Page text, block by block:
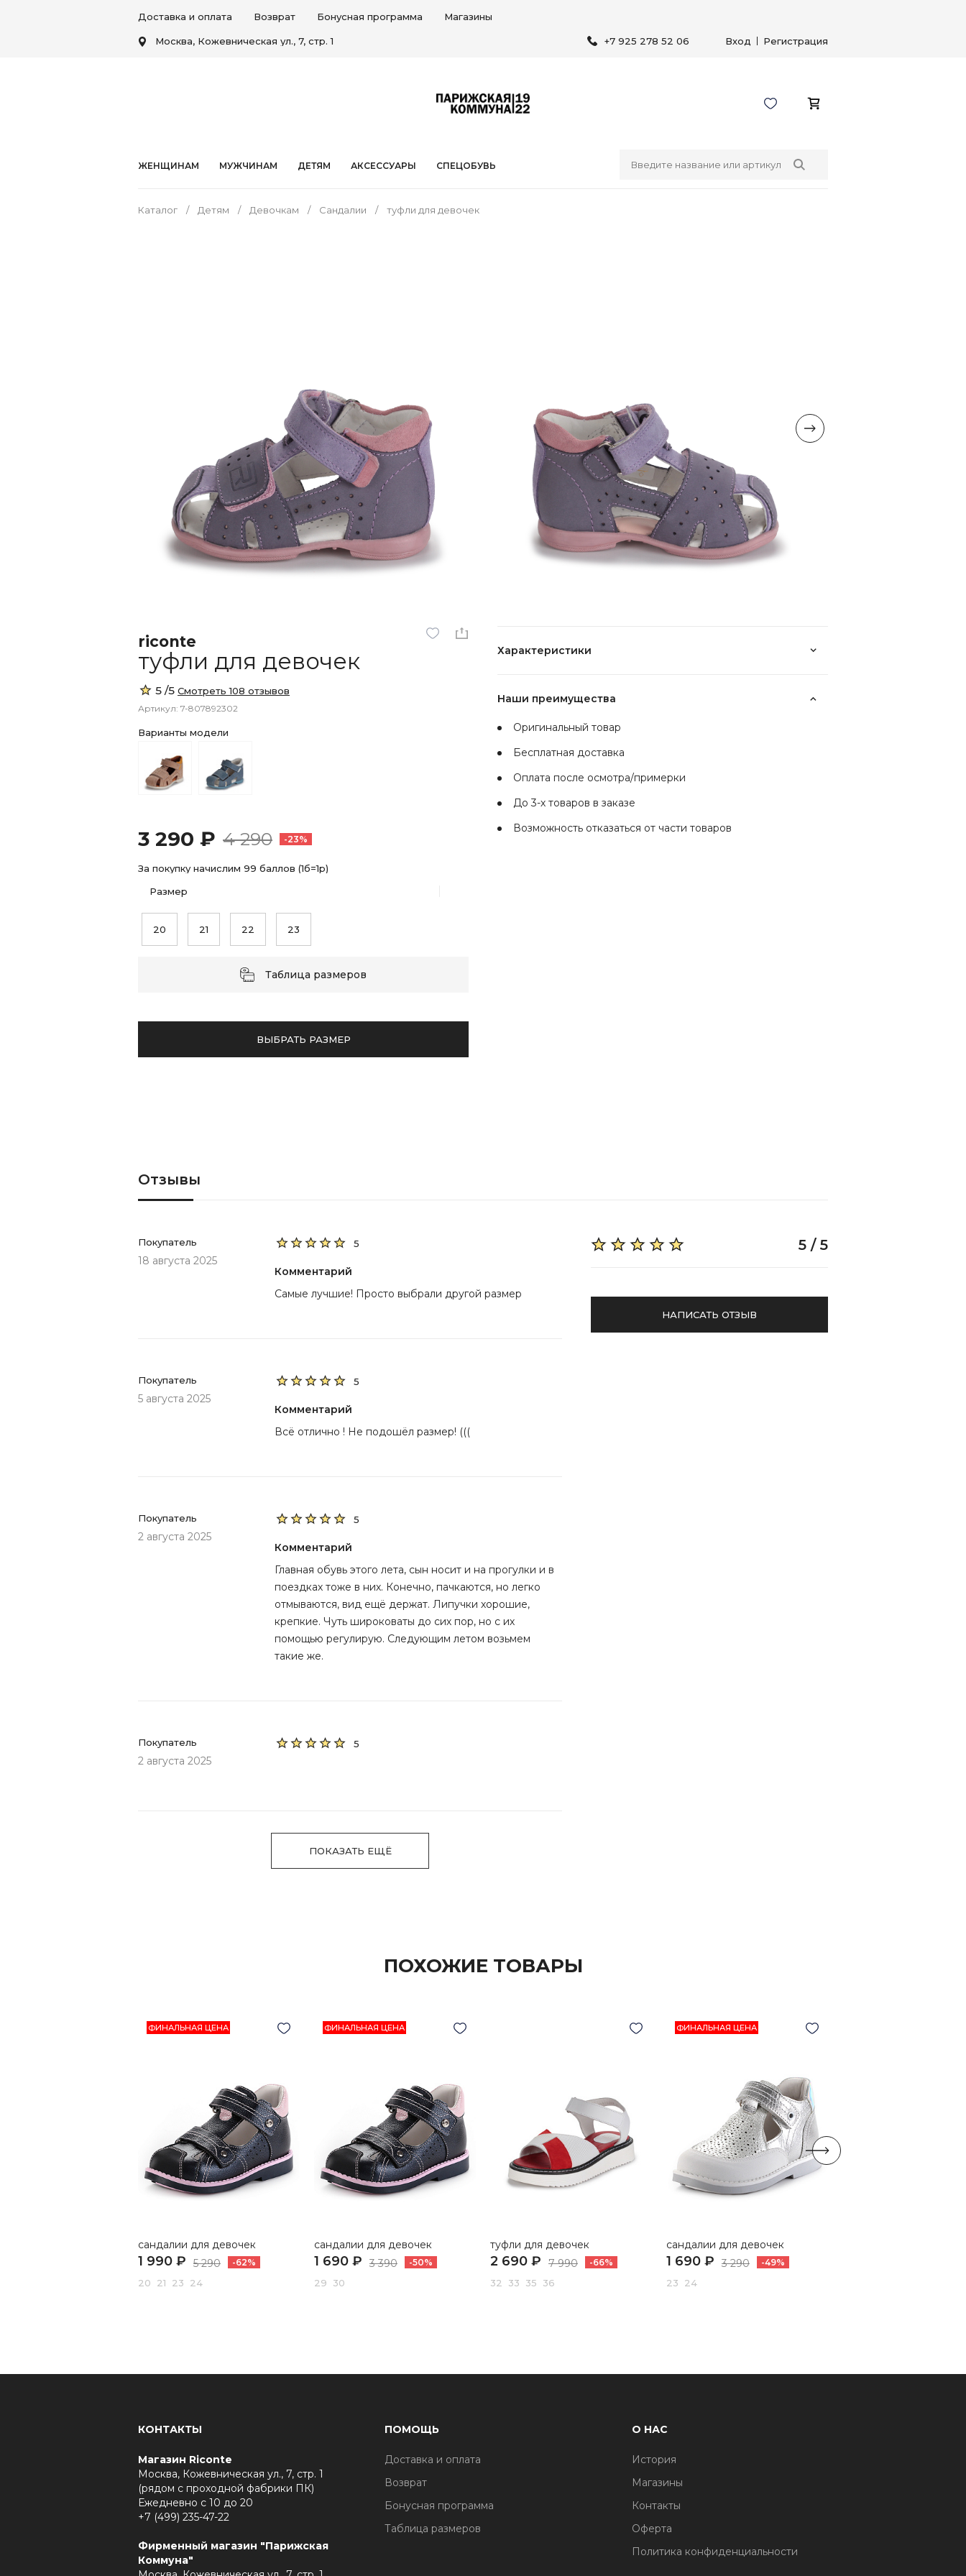
Доставка и оплата Возврат Бонусная программа Магазины
Москва, Кожевническая ул., 7, стр. 1 +7 925 278 52 06 Вход Регистрация
ЖЕНЩИНАМ МУЖЧИНАМ ДЕТЯМ АКСЕССУАРЫ СПЕЦОБУВЬ
Каталог Детям Девочкам Сандалии туфли для девочек
riconte
туфли для девочек
5 /5 Смотреть 108 отзывов
Артикул: 7-807892302
Варианты модели
3 290 ₽ 4 290 -23%
За покупку начислим 99 баллов (1б=1р)
Размер
20 21 22 23
Таблица размеров
ВЫБРАТЬ РАЗМЕР
Характеристики
Наши преимущества
Оригинальный товар
Бесплатная доставка
Оплата после осмотра/примерки
До 3-х товаров в заказе
Возможность отказаться от части товаров
Отзывы
Покупатель
18 августа 2025
5
Комментарий
Самые лучшие! Просто выбрали другой размер
Покупатель
5 августа 2025
5
Комментарий
Всё отлично ! Не подошёл размер! (((
Покупатель
2 августа 2025
5
Комментарий
Главная обувь этого лета, сын носит и на прогулки и в
поездках тоже в них. Конечно, пачкаются, но легко
отмываются, вид ещё держат. Липучки хорошие,
крепкие. Чуть широковаты до сих пор, но с их
помощью регулирую. Следующим летом возьмем
такие же.
Покупатель
2 августа 2025
5
ПОКАЗАТЬ ЕЩЁ
5 / 5
НАПИСАТЬ ОТЗЫВ
ПОХОЖИЕ ТОВАРЫ
ФИНАЛЬНАЯ ЦЕНА
сандалии для девочек
1 990 ₽ 5 290 -62%
20 21 23 24
ФИНАЛЬНАЯ ЦЕНА
сандалии для девочек
1 690 ₽ 3 390 -50%
29 30
туфли для девочек
2 690 ₽ 7 990 -66%
32 33 35 36
ФИНАЛЬНАЯ ЦЕНА
сандалии для девочек
1 690 ₽ 3 290 -49%
23 24
КОНТАКТЫ
Магазин Riconte
Москва, Кожевническая ул., 7, стр. 1
(рядом с проходной фабрики ПК)
Ежедневно с 10 до 20
+7 (499) 235-47-22
Фирменный магазин "Парижская
Коммуна"
ПОМОЩЬ
Доставка и оплата
Возврат
Бонусная программа
Таблица размеров
О НАС
История
Магазины
Контакты
Оферта
Политика конфиденциальности